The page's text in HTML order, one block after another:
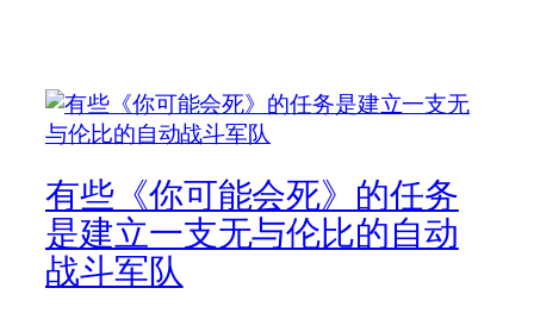
有些《你可能会死》的任务
是建立一支无与伦比的自动
战斗军队